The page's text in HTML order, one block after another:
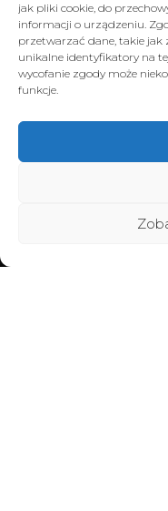
jak pliki cookie, do
informacji o urządzeniu.
przetwarzać dane, takie
unikalne identyfikatory na
wycofanie zgody może
funkcje.